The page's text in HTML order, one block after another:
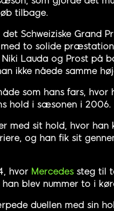
tilbage.
Schweiziske Grand
to solide
Niki Lauda og Prost på
ikke nåede samme
som hans fars,
hold i sæsonen i 2006.
med sit hold, hvor
og han fik sit
hvor Mercedessteg til
blev nummer to i
duellen med sin